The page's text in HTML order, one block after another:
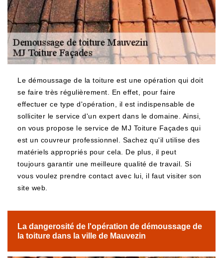
Le démoussage de la toiture est une opération qui doit
se faire très régulièrement. En effet, pour faire
effectuer ce type d'opération, il est indispensable de
solliciter le service d'un expert dans le domaine. Ainsi,
on vous propose le service de MJ Toiture Façades qui
est un couvreur professionnel. Sachez qu'il utilise des
matériels appropriés pour cela. De plus, il peut
toujours garantir une meilleure qualité de travail. Si
vous voulez prendre contact avec lui, il faut visiter son
site web.
La dangerosité de l'opération de démoussage de
la toiture dans la ville de Mauvezin